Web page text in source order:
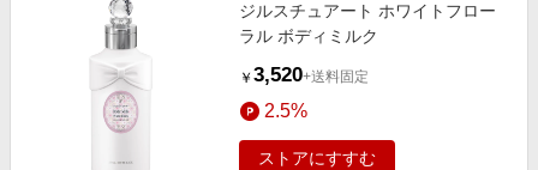
ジルスチュアート ホワイトフロー
ラル ボディミルク
￥ 3,520+送料固定
2.5%
ストアにすすむ